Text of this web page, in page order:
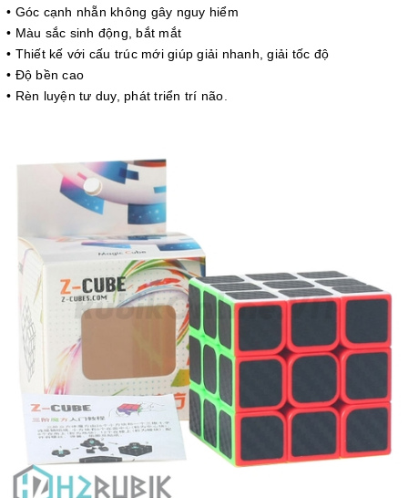
• Góc cạnh nhẵn không gây nguy hiểm
• Màu sắc sinh động, bắt mắt
• Thiết kế với cấu trúc mới giúp giải nhanh, giải tốc độ
• Độ bền cao
• Rèn luyện tư duy, phát triển trí não.